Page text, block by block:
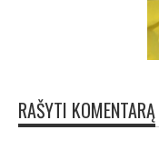
RAŠYTI KOMENTARĄ